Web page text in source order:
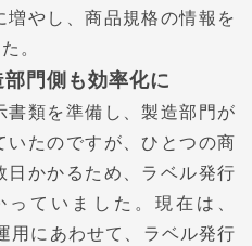
やし、商品規格の情報を
。
門側も効率化に
書類を準備し、製造部門が
たのですが、ひとつの商
かかるため、ラベル発行
ていました。現在は、
用にあわせて、ラベル発行